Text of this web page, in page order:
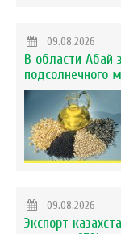
09.08.2026
В области Абай
подсолнечного
09.08.2026
Экспорт